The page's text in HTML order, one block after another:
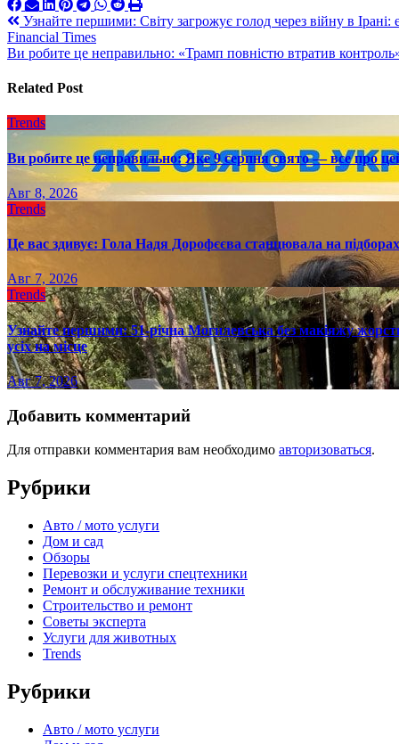
Навигация
по
Узнайте першими: Світу загрожує голод через війну в
Financial Times
Ви робите це неправильно: «Трамп повністю втратив
Related Post
Trends
Ви робите це неправильно: Яке 9 серпня свято — все про
Авг 8, 2026
Trends
Це вас здивує: Гола Надя Дорофєєва станцювала на
Авг 7, 2026
Trends
Узнайте першими: 51-річна Могилевська без макіяжу
усіх на місце
Авг 7, 2026
Добавить комментарий
Для отправки комментария вам необходимо авторизоваться.
Рубрики
Авто / мото услуги
Дом и сад
Обзоры
Перевозки и услуги спецтехники
Ремонт и обслуживание техники
Строительство и ремонт
Советы эксперта
Услуги для животных
Trends
Рубрики
Авто / мото услуги